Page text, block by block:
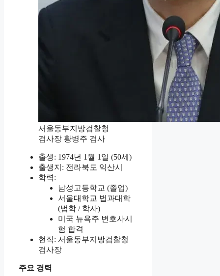
서울동부지방검찰청
검사장 황병주 검사
출생: 1974년 1월 1일 (50세)
출생지: 전라북도 익산시
학력:
남성고등학교 (졸업)
서울대학교 법과대학
(법학 / 학사)
미국 뉴욕주 변호사시
험 합격
현직: 서울동부지방검찰청
검사장
주요 경력